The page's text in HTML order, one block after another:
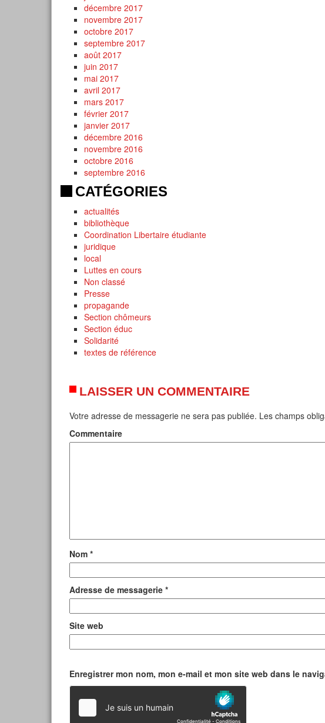
décembre 2017
novembre 2017
octobre 2017
septembre 2017
août 2017
juin 2017
mai 2017
avril 2017
mars 2017
février 2017
janvier 2017
décembre 2016
novembre 2016
octobre 2016
septembre 2016
CATÉGORIES
actualités
bibliothèque
Coordination Libertaire étudiante
juridique
local
Luttes en cours
Non classé
Presse
propagande
Section chômeurs
Section éduc
Solidarité
textes de référence
LAISSER UN COMMENTAIRE
Votre adresse de messagerie ne sera pas publiée. Les champs
Commentaire
Nom *
Adresse de messagerie *
Site web
Enregistrer mon nom, mon e-mail et mon site web dans le